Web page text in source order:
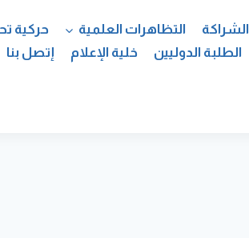
الشراكة التظاهرات العلمية
حركية
الطلبة الدوليين
خلية الإعلام إتصل بنا